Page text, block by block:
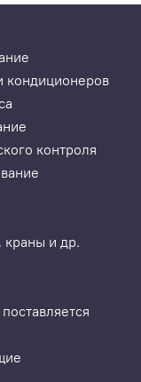
кондиционеров
контроля
краны и др.